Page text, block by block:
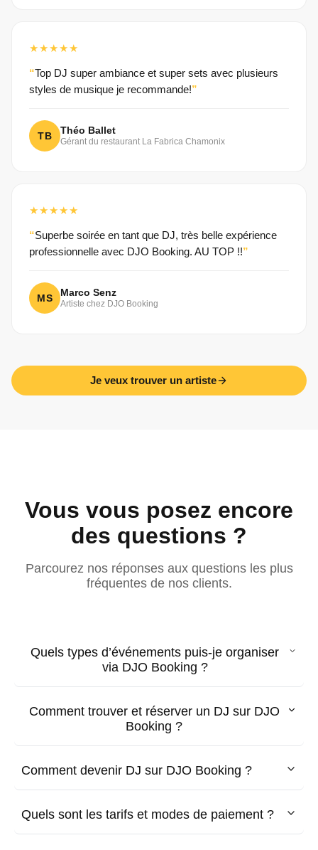
★★★★★
Top DJ super ambiance et super sets avec plusieurs
styles de musique je recommande!
TB Théo Ballet
Gérant du restaurant La Fabrica Chamonix
★★★★★
Superbe soirée en tant que DJ, très belle expérience
professionnelle avec DJO Booking. AU TOP !!
MS Marco Senz
Artiste chez DJO Booking
Je veux trouver un artiste
Vous vous posez encore
des questions ?
Parcourez nos réponses aux questions les plus
fréquentes de nos clients.
Quels types d’événements puis-je organiser
via DJO Booking ?
Comment trouver et réserver un DJ sur DJO
Booking ?
Comment devenir DJ sur DJO Booking ?
Quels sont les tarifs et modes de paiement ?